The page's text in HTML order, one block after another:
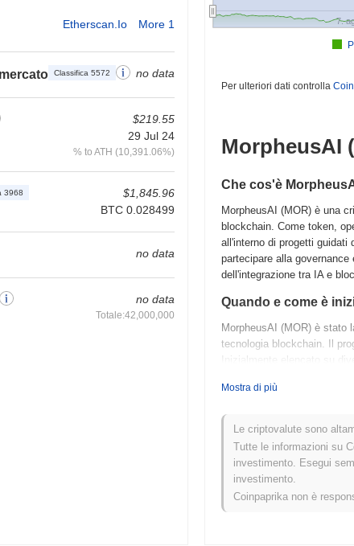
Etherscan.io More 1
Classifica 5572 no data
$219.55
29 Jul 24
% to ATH (10,391.06%)
3968
$1,845.96
BTC 0.028499
no data
no data
Totale:42,000,000
7.
Per ulteriori dati controlla
MorpheusAI
Che cos'è
MorpheusAI (MOR) è una
blockchain. Come token,
all'interno di progetti guidati
partecipare alla
dell'integrazione tra IA e
Quando e come è
MorpheusAI (MOR) è stato
tecnologia blockchain. Il
Inizialmente elencato su
iniziative di coinvolgimento
Cosa ci aspetta per
MorpheusAI (MOR) è
arrivo includono strumenti
settori, tra cui finanza e
degli utenti plasmi i futuri
nell'integrazione dell'IA
Mostra di più
Le criptovalute sono
Tutte le informazioni su
investimento. Esegui
investimento.
Coinpaprika non è